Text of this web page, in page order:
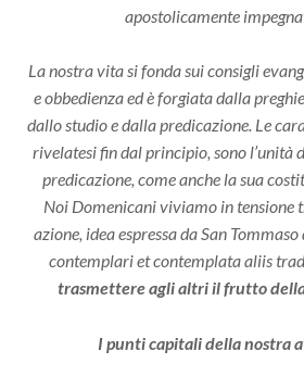
apostolicamente
La nostra vita si fonda sui consigli
e obbedienza ed è forgiata dalla
dallo studio e dalla predicazione. Le
rivelatesi fin dal principio, sono l’unità
predicazione, come anche la sua
Noi Domenicani viviamo in tensione
azione, idea espressa da San
contemplari et contemplata aliis
trasmettere agli altri il frutto
I punti capitali della nostra